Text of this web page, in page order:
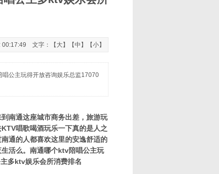
00:17:49 文字：【 大】【中 】【小】
公主玩得开放咨询娱乐总监17070
南通这座城市商务出差，旅游玩
唱歌喝酒玩乐一下真的是人之
通的人都喜欢这里的安逸舒适的
活么。南通哪个ktv陪唱公主玩
多ktv娱乐会所消费排名